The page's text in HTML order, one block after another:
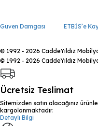
Güven Damgası ETBİS’e
© 1992 - 2026 CaddeYıldız
© 1992 - 2026 CaddeYıldız
Ücretsiz Teslimat
Sitemizden satın alacağınız
kargolanmaktadır.
Detaylı Bilgi